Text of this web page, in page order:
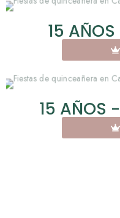
15 AÑOS
15 AÑOS